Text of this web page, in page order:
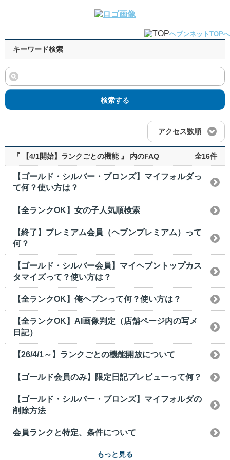
ヘブンネットTOPへ
キーワード検索
検索する
アクセス数順
『 【4/1開始】ランクごとの機能 』 内のFAQ 全16件
【ゴールド・シルバー・ブロンズ】マイフォルダっ
て何？使い方は？
【全ランクOK】女の子人気順検索
【終了】プレミアム会員（ヘブンプレミアム）って
何？
【ゴールド・シルバー会員】マイヘブントップカス
タマイズって？使い方は？
【全ランクOK】俺ヘブンって何？使い方は？
【全ランクOK】AI画像判定（店舗ページ内の写メ
日記）
【26/4/1～】ランクごとの機能開放について
【ゴールド会員のみ】限定日記プレビューって何？
【ゴールド・シルバー・ブロンズ】マイフォルダの
削除方法
会員ランクと特定、条件について
もっと見る